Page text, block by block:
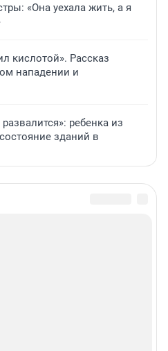
«Она уехала жить, а я
кислотой». Рассказ
нападении и
ребенка из
зданий в